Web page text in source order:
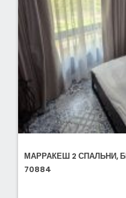
МАРРАКЕШ 2 СПАЛЬНИ,
70884